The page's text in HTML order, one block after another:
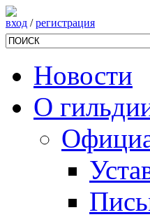
вход /регистрация
Новости
О